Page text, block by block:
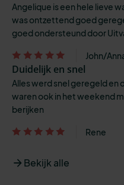
Angelique is een hele lieve
was ontzettend goed
goed ondersteund door
John/
Duidelijk en snel
Alles werd snel geregeld en
waren ook in het weekend
berijken
Rene
Bekijk alle